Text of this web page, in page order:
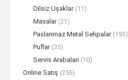
Dilsiz Uşaklar (11)
Masalar (21)
Paslanmaz Metal Sehpalar (193)
Puflar (35)
Servis Arabaları (10)
Online Satış (255)